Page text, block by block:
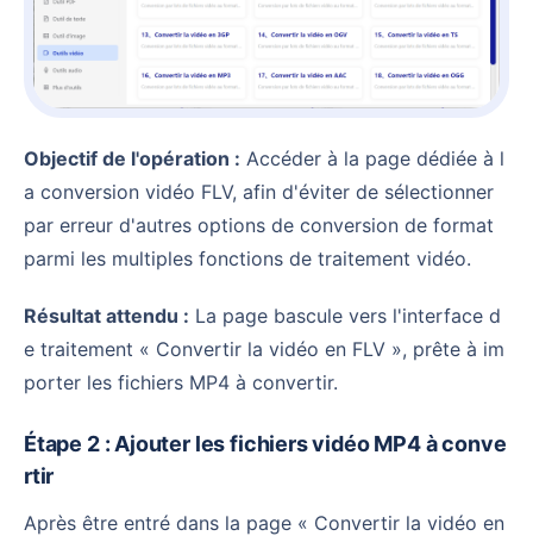
Objectif de l'opération : Accéder à la page dédiée à l
a conversion vidéo FLV, afin d'éviter de sélectionner
par erreur d'autres options de conversion de format
parmi les multiples fonctions de traitement vidéo.
Résultat attendu : La page bascule vers l'interface d
e traitement « Convertir la vidéo en FLV », prête à im
porter les fichiers MP4 à convertir.
Étape 2 : Ajouter les fichiers vidéo MP4 à conve
rtir
Après être entré dans la page « Convertir la vidéo en